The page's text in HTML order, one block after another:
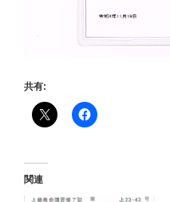
共有:
関連